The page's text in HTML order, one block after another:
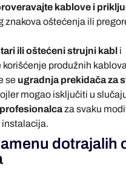
kablove i
znakova oštećenja ili
ili oštećeni strujni kabl i
produžnih
se ugradnja prekidača za
mogao isključiti u
za svaku
instalacija.
dotrajalih